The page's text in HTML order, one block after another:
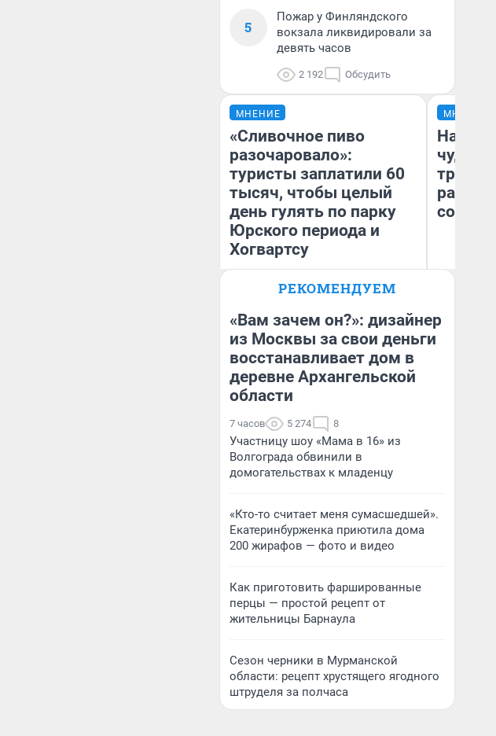
5
Пожар у Финляндского
вокзала ликвидировали за
девять часов
2 192 Обсудить
МНЕНИЕ
«Сливочное пиво
разочаровало»:
туристы заплатили 60
тысяч, чтобы целый
день гулять по парку
Юрского периода и
Хогвартсу
МНЕНИЕ
чудом
РЕКОМЕНДУЕМ
«Вам зачем он?»: дизайнер
из Москвы за свои деньги
восстанавливает дом в
деревне Архангельской
области
7 часов 5 274 8
Участницу шоу «Мама в 16» из
Волгограда обвинили в
домогательствах к младенцу
«Кто-то считает меня сумасшедшей».
Екатеринбурженка приютила дома
200 жирафов — фото и видео
Как приготовить фаршированные
перцы — простой рецепт от
жительницы Барнаула
Сезон черники в Мурманской
области: рецепт хрустящего ягодного
штруделя за полчаса